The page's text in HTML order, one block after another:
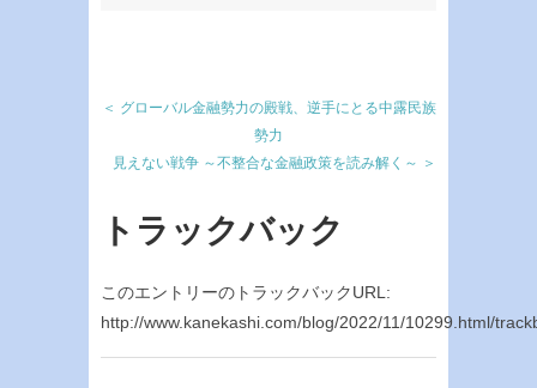
＜ グローバル金融勢力の殿戦、逆手にとる中露民族
勢力
見えない戦争 ～不整合な金融政策を読み解く～ ＞
トラックバック
このエントリーのトラックバックURL:
http://www.kanekashi.com/blog/2022/11/10299.html/